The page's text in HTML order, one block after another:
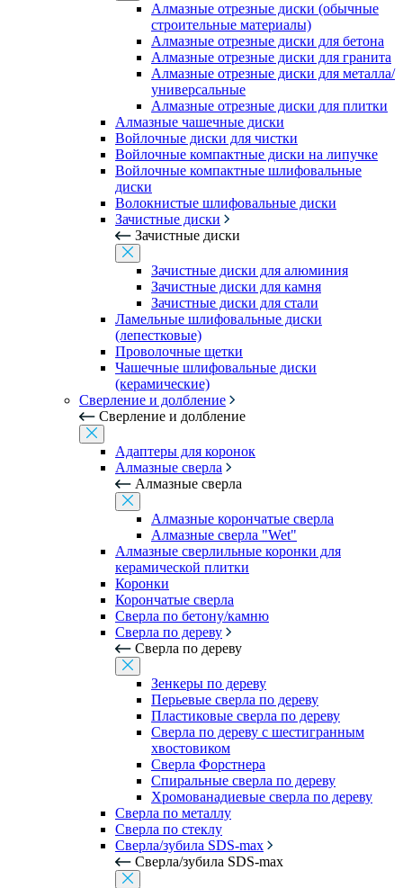
Алмазные отрезные диски (обычные
строительные материалы)
Алмазные отрезные диски для бетона
Алмазные отрезные диски для гранита
Алмазные отрезные диски для металла/
универсальные
Алмазные отрезные диски для плитки
Алмазные чашечные диски
Войлочные диски для чистки
Войлочные компактные диски на липучке
Войлочные компактные шлифовальные
диски
Волокнистые шлифовальные диски
Зачистные диски
Зачистные диски
Зачистные диски для алюминия
Зачистные диски для камня
Зачистные диски для стали
Ламельные шлифовальные диски
(лепестковые)
Проволочные щетки
Чашечные шлифовальные диски
(керамические)
Сверление и долбление
Сверление и долбление
Адаптеры для коронок
Алмазные сверла
Алмазные сверла
Алмазные корончатые сверла
Алмазные сверла "Wet"
Алмазные сверлильные коронки для
керамической плитки
Коронки
Корончатые сверла
Сверла по бетону/камню
Сверла по дереву
Сверла по дереву
Зенкеры по дереву
Перьевые сверла по дереву
Пластиковые сверла по дереву
Сверла по дереву с шестигранным
хвостовиком
Сверла Форстнера
Спиральные сверла по дереву
Хромованадиевые сверла по дереву
Сверла по металлу
Сверла по стеклу
Сверла/зубила SDS-max
Сверла/зубила SDS-max